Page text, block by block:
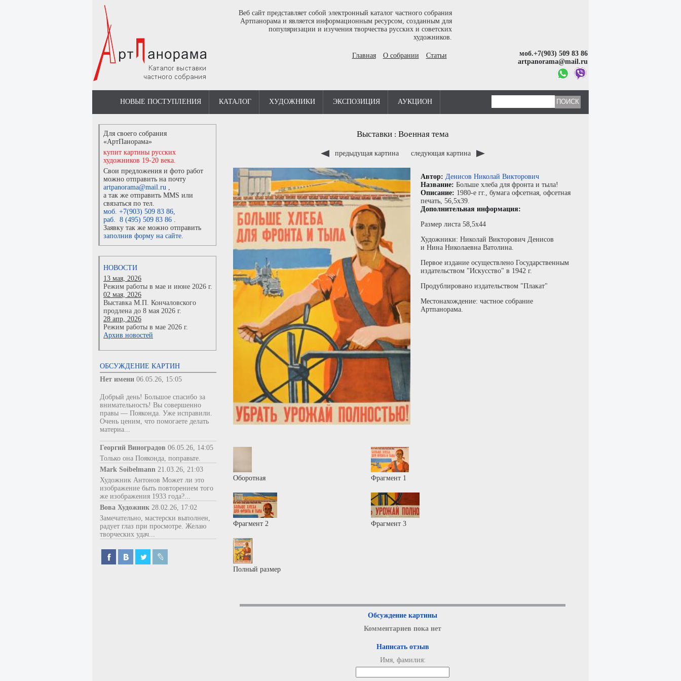
Веб сайт представляет собой электронный каталог частного собрания
Артпанорама и является информационным ресурсом, созданным для
популяризации и изучения творчества русских и советских
художников.
Главная О собрании Статьи
моб.+7(903) 509 83 86
artpanorama@mail.ru
НОВЫЕ ПОСТУПЛЕНИЯ КАТАЛОГ ХУДОЖНИКИ ЭКСПОЗИЦИЯ АУКЦИОН
Для своего собрания
«АртПанорама»
купит картины русских
художников 19-20 века.
Свои предложения и фото работ
можно отправить на почту
artpanorama@mail.ru ,
а так же отправить MMS или
связаться по тел.
моб. +7(903) 509 83 86,
раб. 8 (495) 509 83 86 .
Заявку так же можно отправить
заполнив форму на сайте.
НОВОСТИ
13 мая, 2026
Режим работы в мае и июне 2026 г.
02 мая, 2026
Выставка М.П. Кончаловского
продлена до 8 мая 2026 г.
28 апр, 2026
Режим работы в мае 2026 г.
Архив новостей
ОБСУЖДЕНИЕ КАРТИН
Нет имени 06.05.26, 15:05
Добрый день! Большое спасибо за
внимательность! Вы совершенно
правы — Пояконда. Уже исправили.
Очень ценим, что помогаете делать
материа...
Георгий Виноградов 06.05.26, 14:05
Только она Пояконда, поправьте.
Mark Soibelmann 21.03.26, 21:03
Художник Антонов Может ли это
изображение быть повторением того
же изображения 1933 года?...
Вова Художник 28.02.26, 17:02
Замечательно, мастерски выполнен,
радует глаз при просмотре. Желаю
творческих удач...
Выставки: Военная тема
предыдущая картина следующая картина
Автор: Денисов Николай Викторович
Название: Больше хлеба для фронта и тыла!
Описание: 1980-е гг., бумага офсетная, офсетная
печать, 56,5x39.
Дополнительная информация:
Размер листа 58,5х44
Художники: Николай Викторович Денисов
и Нина Николаевна Ватолина.
Первое издание осуществлено Государственным
издательством "Искусство" в 1942 г.
Продублировано издательством "Плакат"
Местонахождение: частное собрание
Артпанорама.
Оборотная Фрагмент 1
Фрагмент 2 Фрагмент 3
Полный размер
Обсуждение картины
Комментариев пока нет
Написать отзыв
Имя, фамилия: